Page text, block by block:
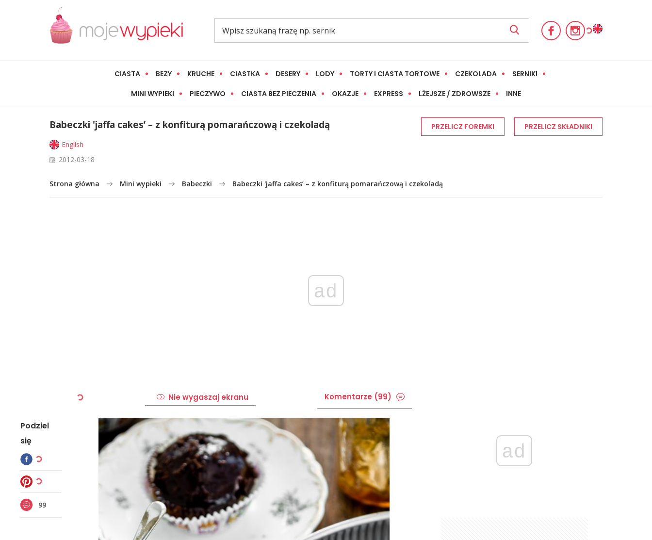
CIASTA BEZY KRUCHE CIASTKA DESERY LODY TORTY I CIASTA TORTOWE CZEKOLADA SERNIKI
MINI WYPIEKI PIECZYWO CIASTA BEZ PIECZENIA OKAZJE EXPRESS LŻEJSZE / ZDROWSZE INNE
Babeczki 'jaffa cakes’ – z konfiturą pomarańczową i czekoladą
English
2012-03-18
PRZELICZ FOREMKI PRZELICZ SKŁADNIKI
Strona główna Mini wypieki Babeczki Babeczki 'jaffa cakes’ – z konfiturą pomarańczową i czekoladą
ad
Podziel
się
99
Nie wygaszaj ekranu Komentarze (99)
ad